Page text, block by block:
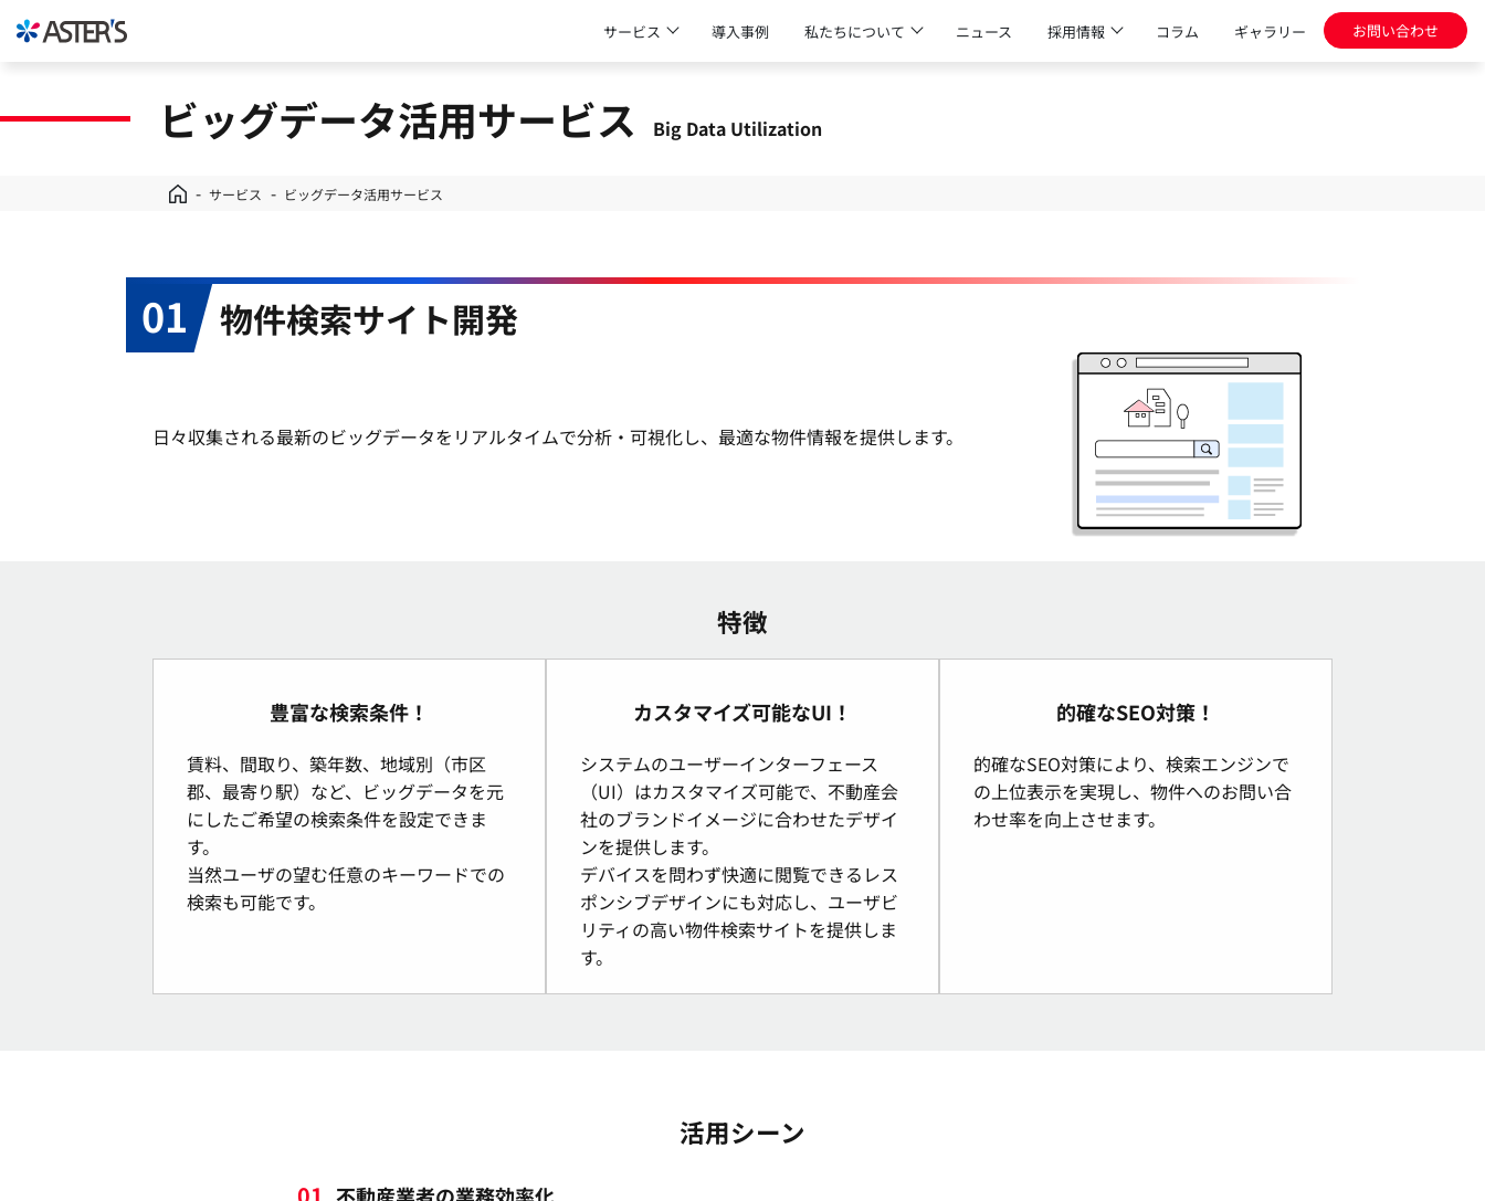
サービス 導入事例 私たちについて ニュース 採用情報 コラム ギャラリー お問い合わせ
ビッグデータ活用サービス Big Data Utilization
サービス ビッグデータ活用サービス
01 物件検索サイト開発
日々収集される最新のビッグデータをリアルタイムで分析・可視化し、最適な物件情報を提供します。
特徴
豊富な検索条件！
賃料、間取り、築年数、地域別（市区
郡、最寄り駅）など、ビッグデータを元
にしたご希望の検索条件を設定できま
す。
当然ユーザの望む任意のキーワードでの
検索も可能です。
カスタマイズ可能なUI！
システムのユーザーインターフェース
（UI）はカスタマイズ可能で、不動産会
社のブランドイメージに合わせたデザイ
ンを提供します。
デバイスを問わず快適に閲覧できるレス
ポンシブデザインにも対応し、ユーザビ
リティの高い物件検索サイトを提供しま
す。
的確なSEO対策！
的確なSEO対策により、検索エンジンで
の上位表示を実現し、物件へのお問い合
わせ率を向上させます。
活用シーン